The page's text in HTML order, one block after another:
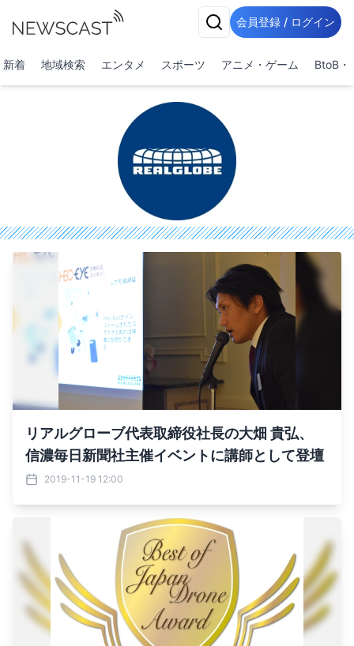
会員登録 / ログイン
新着 地域検索 エンタメ スポーツ アニメ・ゲーム BtoB・
リアルグローブ代表取締役社長の大畑 貴弘、
信濃毎日新聞社主催イベントに講師として登壇
2019-11-19 12:00